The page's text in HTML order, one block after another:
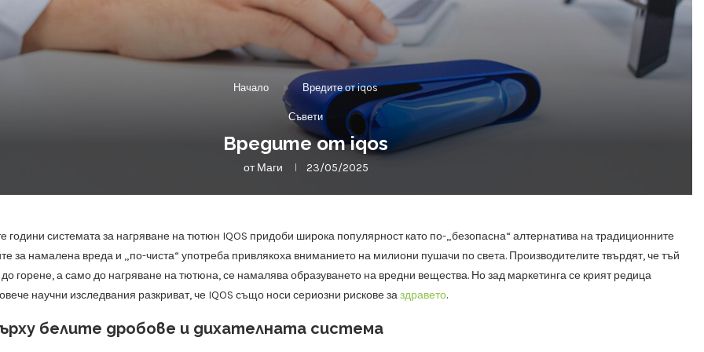
Начало » Вредите от iqos
Съвети
Вредите от iqos
отМаги 23/05/2025
години системата за нагряване на тютюн IQOS придоби широка популярност като по-„безопасна“ алтернатива на традиционните
за намалена вреда и „по-чиста“ употреба привлякоха вниманието на милиони пушачи по света. Производителите твърдят, че тъй
до горене, а само до нагряване на тютюна, се намалява образуването на вредни вещества. Но зад маркетинга се крият редица
научни изследвания разкриват, че IQOS също носи сериозни рискове заздравето.
белите дробове и дихателната система